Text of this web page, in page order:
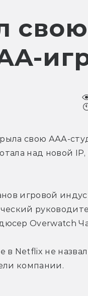
свою ААА-
над новой
игровой
Overwatch
в Netflix не
компании.